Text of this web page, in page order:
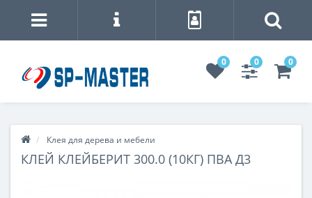
0 0 0
Клея для дерева и мебели
КЛЕЙ КЛЕЙБЕРИТ 300.0 (10КГ) ПВА Д3